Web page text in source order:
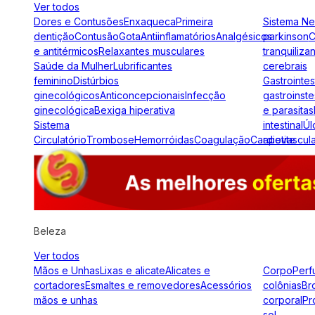
Ver todos
Dores e ContusõesEnxaquecaPrimeira
dentiçãoContusãoGotaAntiinflamatóriosAnalgésicos
e antitérmicosRelaxantes musculares
Saúde da MulherLubrificantes
femininoDistúrbios
ginecológicosAnticoncepcionaisInfecção
ginecológicaBexiga hiperativa
Sistema
CirculatórioTromboseHemorróidasCoagulação
Sistema
parkinson
cerebrais
e parasitas
intestinal
apetite
Beleza
Ver todos
Mãos e UnhasLixas e alicateAlicates e
cortadoresEsmaltes e removedoresAcessórios
mãos e unhas
Corpo
colônias
corporal